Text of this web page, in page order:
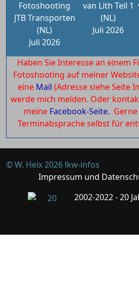
Fotoshooting
JTB Transporten
(NL)
Juli 2026
van Lith Teil 1
(NL)
Juli 2026
Haben Sie Interesse an einem
Fotoshooting auf meiner
eine Mail (Adresse siehe Seite
werde mich melden. Oder
meine Facebook-Seite.
Terminabsprache selbst für
© W. Heix 2026 lkw-infos
Impressum und
2002-2022 - 20